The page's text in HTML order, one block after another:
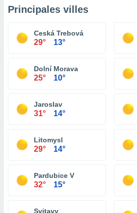
Principales villes
Ceská Trebová
29° 13°
Dolní Morava
25° 10°
Jaroslav
31° 14°
Litomysl
29° 14°
Pardubice V
32° 15°
Svitavy